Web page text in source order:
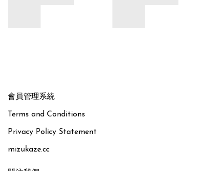
會員管理系統
Terms and Conditions
Privacy Policy Statement
mizukaze.cc